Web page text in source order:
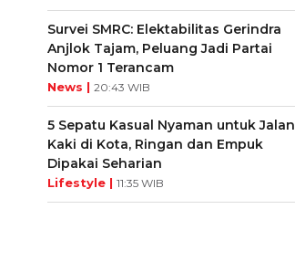
Survei SMRC: Elektabilitas Gerindra
Anjlok Tajam, Peluang Jadi Partai
Nomor 1 Terancam
News | 20:43 WIB
5 Sepatu Kasual Nyaman untuk Jalan
Kaki di Kota, Ringan dan Empuk
Dipakai Seharian
Lifestyle | 11:35 WIB